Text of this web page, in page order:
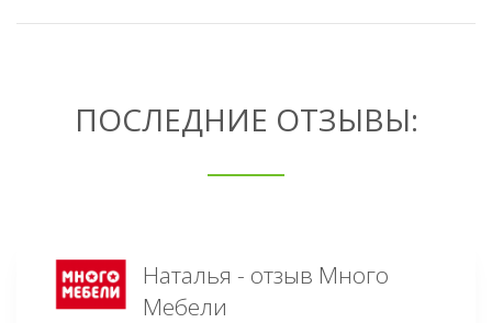
ПОСЛЕДНИЕ ОТЗЫВЫ:
Наталья - отзыв Много
Мебели